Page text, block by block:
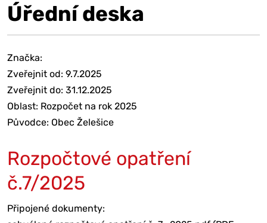
Úřední deska
Značka:
Zveřejnit od: 9.7.2025
Zveřejnit do: 31.12.2025
Oblast: Rozpočet na rok 2025
Původce: Obec Želešice
Rozpočtové opatření
č.7/2025
Připojené dokumenty: